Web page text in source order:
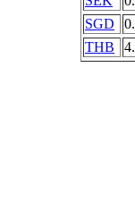
SGD
THB